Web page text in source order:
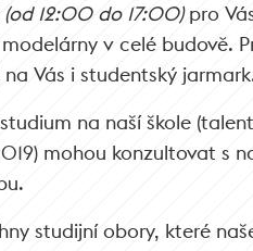
(od 12:00 do 17:00)pro
v celé budově.
Vás i studentský
na naší škole
mohou konzultovat s
studijní obory, které